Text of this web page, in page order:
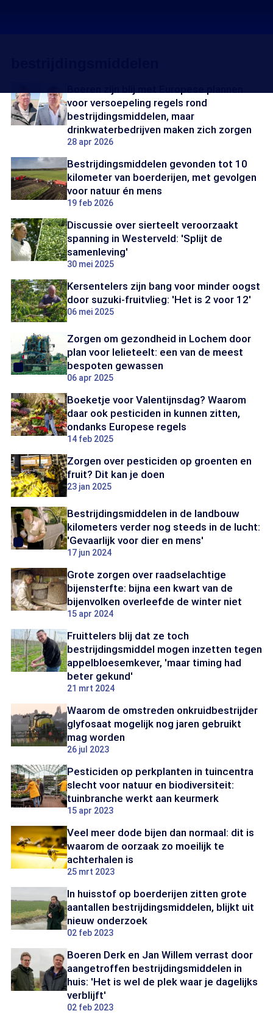
voor versoepeling regels rond
bestrijdingsmiddelen, maar
drinkwaterbedrijven maken zich zorgen
28 apr 2026
Bestrijdingsmiddelen gevonden tot 10
kilometer van boerderijen, met gevolgen
voor natuur én mens
19 feb 2026
Discussie over sierteelt veroorzaakt
spanning in Westerveld: 'Splijt de
samenleving'
30 mei 2025
Kersentelers zijn bang voor minder oogst
door suzuki-fruitvlieg: 'Het is 2 voor 12'
06 mei 2025
Zorgen om gezondheid in Lochem door
plan voor lelieteelt: een van de meest
bespoten gewassen
06 apr 2025
Boeketje voor Valentijnsdag? Waarom
daar ook pesticiden in kunnen zitten,
ondanks Europese regels
14 feb 2025
Zorgen over pesticiden op groenten en
fruit? Dit kan je doen
23 jan 2025
Bestrijdingsmiddelen in de landbouw
kilometers verder nog steeds in de lucht:
'Gevaarlijk voor dier en mens'
17 jun 2024
Grote zorgen over raadselachtige
bijensterfte: bijna een kwart van de
bijenvolken overleefde de winter niet
15 apr 2024
Fruittelers blij dat ze toch
bestrijdingsmiddel mogen inzetten tegen
appelbloesemkever, 'maar timing had
beter gekund'
21 mrt 2024
Waarom de omstreden onkruidbestrijder
glyfosaat mogelijk nog jaren gebruikt
mag worden
26 jul 2023
Pesticiden op perkplanten in tuincentra
slecht voor natuur en biodiversiteit:
tuinbranche werkt aan keurmerk
15 apr 2023
Veel meer dode bijen dan normaal: dit is
waarom de oorzaak zo moeilijk te
achterhalen is
25 mrt 2023
In huisstof op boerderijen zitten grote
aantallen bestrijdingsmiddelen, blijkt uit
nieuw onderzoek
02 feb 2023
Boeren Derk en Jan Willem verrast door
aangetroffen bestrijdingsmiddelen in
huis: 'Het is wel de plek waar je dagelijks
verblijft'
02 feb 2023